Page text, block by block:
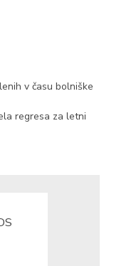
v času bolniške
regresa za letni